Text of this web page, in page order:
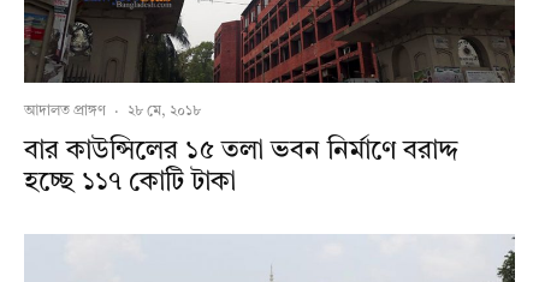
আদালত প্রাঙ্গণ · ২৮ মে, ২০১৮
বার কাউন্সিলের ১৫ তলা ভবন নির্মাণে বরাদ্দ
হচ্ছে ১১৭ কোটি টাকা